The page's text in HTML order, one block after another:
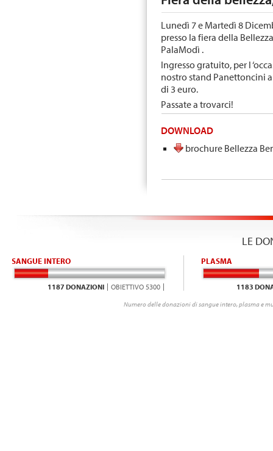
Lunedì 7 e Martedì 8
presso la fiera della
PalaModì .
Ingresso gratuito, per l
nostro stand Panettoncini
di 3 euro.
Passate a trovarci!
DOWNLOAD
brochure Bellezza
LE
SANGUE INTERO
1187 DONAZIONI OBIETTIVO 5300
PLASMA
1183
Numero delle donazioni di sangue intero, plasma e